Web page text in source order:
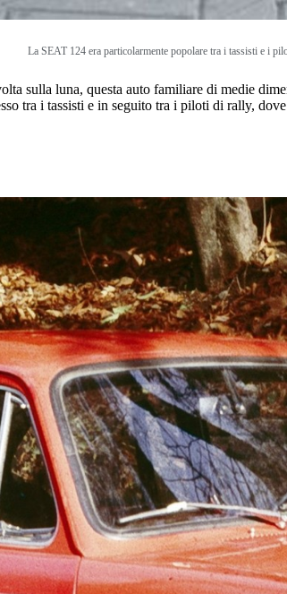
La SEAT 124 era particolarmente popolare tra i tassisti e i
sulla luna, questa auto familiare di medie
tra i tassisti e in seguito tra i piloti di rally,